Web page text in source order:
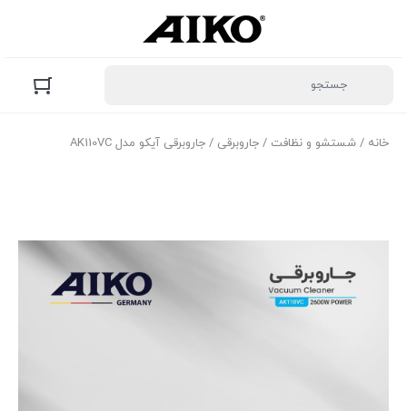
خانه / شستشو و نظافت / جاروبرقی / جاروبرقی آیکو مدل AK110VC